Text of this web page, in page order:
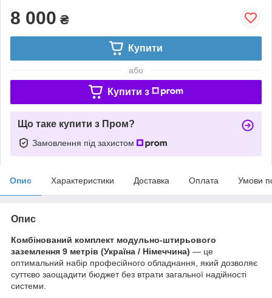
8 000 ₴
Купити
або
Купити з
Що таке купити з Пром?
Замовлення під захистом
Опис Характеристики Доставка Оплата Умови
Опис
Комбінований комплект модульно-штирьового
заземлення 9 метрів (Україна / Німеччина) — це
оптимальний набір професійного обладнання, який дозволяє
суттєво заощадити бюджет без втрати загальної надійності
системи.